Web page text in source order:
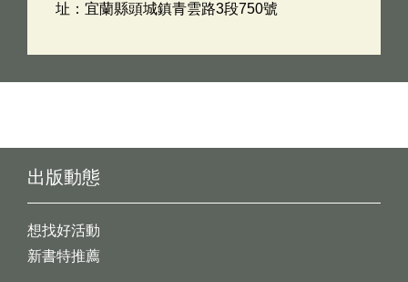
址：宜蘭縣頭城鎮青雲路3段750號
出版動態
想找好活動
新書特推薦